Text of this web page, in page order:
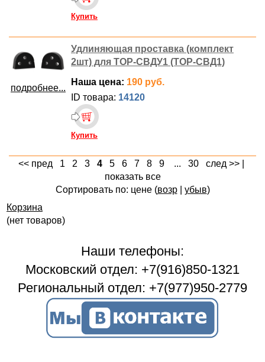
Купить
подробнее...
Удлиняющая проставка (комплект
2шт) для ТОР-СВДУ1 (ТОР-СВД1)
Наша цена: 190 руб.
ID товара: 14120
Купить
<< пред 1 2 3 4 5 6 7 8 9 ... 30 след >>
показать все
Сортировать по: цене (возр| убыв)
Корзина
(нет товаров)
Наши телефоны:
Московский отдел: +7(916)850-1321
Региональный отдел: +7(977)950-2779